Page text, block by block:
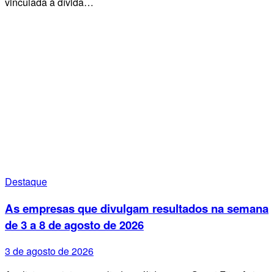
Destaque
As empresas que divulgam resultados na semana
de 3 a 8 de agosto de 2026
3 de agosto de 2026